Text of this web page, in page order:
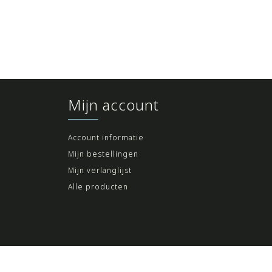
Mijn account
Account informatie
Mijn bestellingen
Mijn verlanglijst
Alle producten